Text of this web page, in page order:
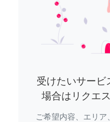
受けたいサービ
場合はリクエ
ご希望内容、エリ